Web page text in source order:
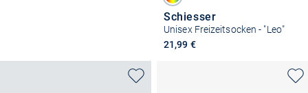
Schiesser
Unisex Freizeitsocken - "Leo"
21,99 €